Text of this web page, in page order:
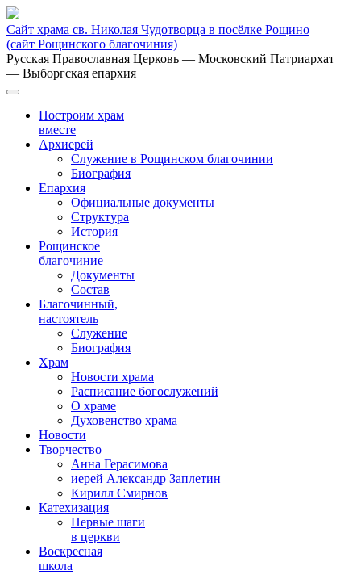
Сайт храма св. Николая Чудотворца в посёлке Рощино
(сайт Рощинского благочиния)
Русская Православная Церковь — Московский Патриархат
— Выборгская епархия
Построим храм
вместе
Архиерей
Служение в Рощинском благочинии
Биография
Епархия
Официальные документы
Структура
История
Рощинское
благочиние
Документы
Состав
Благочинный,
настоятель
Служение
Биография
Храм
Новости храма
Расписание богослужений
О храме
Духовенство храма
Новости
Творчество
Анна Герасимова
иерей Александр Заплетин
Кирилл Смирнов
Катехизация
Первые шаги
в церкви
Воскресная
школа